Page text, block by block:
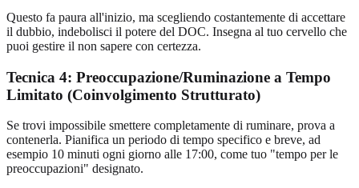
Questo fa paura all'inizio, ma scegliendo costantemente di accettare
il dubbio, indebolisci il potere del DOC. Insegna al tuo cervello che
puoi gestire il non sapere con certezza.
Tecnica 4: Preoccupazione/Ruminazione a Tempo
Limitato (Coinvolgimento Strutturato)
Se trovi impossibile smettere completamente di ruminare, prova a
contenerla. Pianifica un periodo di tempo specifico e breve, ad
esempio 10 minuti ogni giorno alle 17:00, come tuo "tempo per le
preoccupazioni" designato.